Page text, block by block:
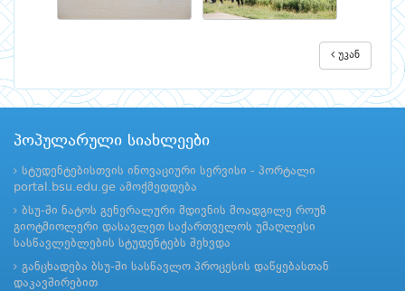
უკან
პოპულარული სიახლეები
სტუდენტებისთვის ინოვაციური სერვისი - პორტალი
portal.bsu.edu.ge ამოქმედდება
ბსუ-ში ნატოს გენერალური მდივნის მოადგილე როუზ
გიოტმიოლერი დასავლეთ საქართველოს უმაღლესი
სასწავლებლების სტუდენტებს შეხვდა
განცხადება ბსუ-ში სასწავლო პროცესის დაწყებასთან
დაკავშირებით